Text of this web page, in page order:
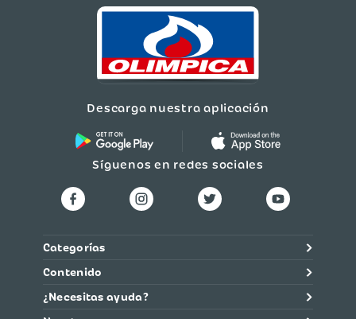
Descarga nuestra aplicación
Síguenos en redes sociales
Categorías
Contenido
¿Necesitas ayuda?